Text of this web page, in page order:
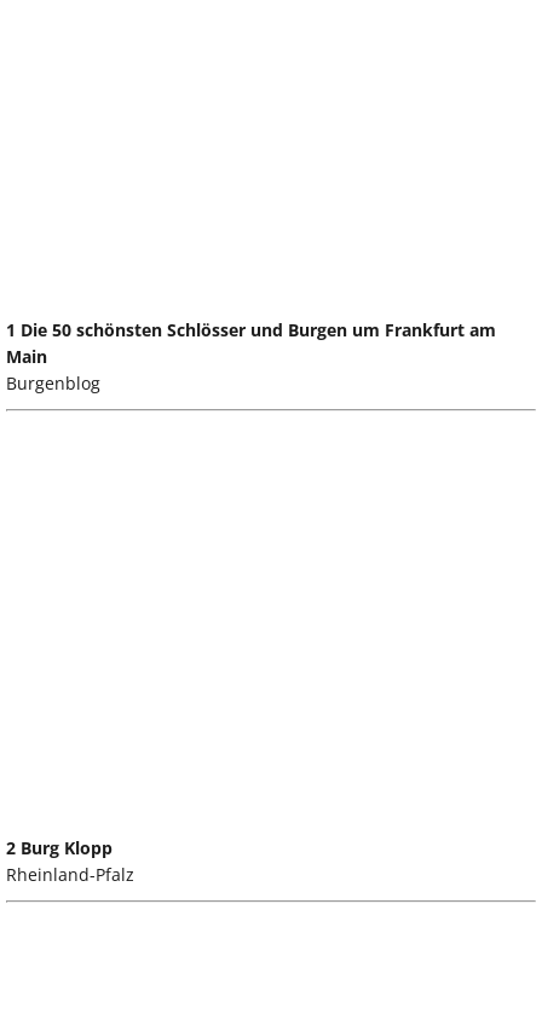
1 Die 50 schönsten Schlösser und Burgen um Frankfurt am
Main
Burgenblog
2 Burg Klopp
Rheinland-Pfalz